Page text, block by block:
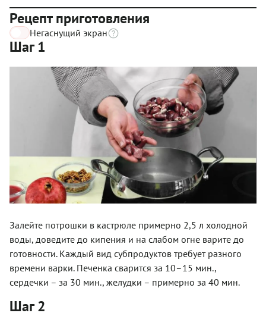
Рецепт приготовления
Негаснущий экран
Шаг 1
Залейте потрошки в кастрюле примерно 2,5 л холодной
воды, доведите до кипения и на слабом огне варите до
готовности. Каждый вид субпродуктов требует разного
времени варки. Печенка сварится за 10–15 мин.,
сердечки – за 30 мин., желудки – примерно за 40 мин.
Шаг 2